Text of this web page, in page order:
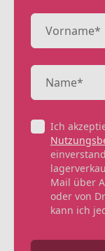
Ich
Mail über
oder von
kann ich